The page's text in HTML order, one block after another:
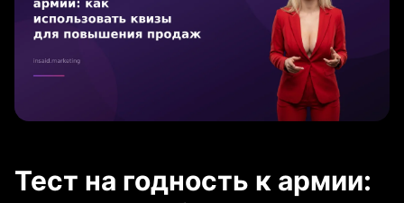
Тест на годность к армии: